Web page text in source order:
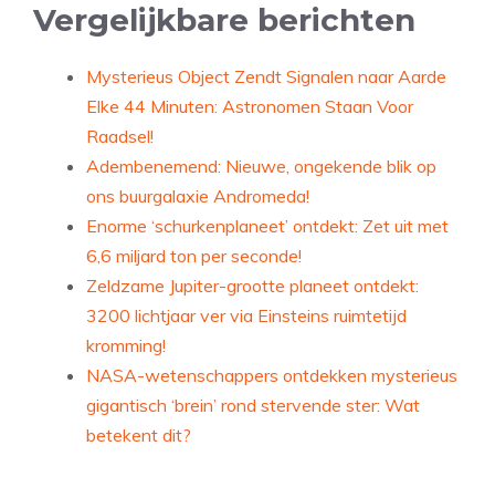
Vergelijkbare berichten
Mysterieus Object Zendt Signalen naar Aarde
Elke 44 Minuten: Astronomen Staan Voor
Raadsel!
Adembenemend: Nieuwe, ongekende blik op
ons buurgalaxie Andromeda!
Enorme ‘schurkenplaneet’ ontdekt: Zet uit met
6,6 miljard ton per seconde!
Zeldzame Jupiter-grootte planeet ontdekt:
3200 lichtjaar ver via Einsteins ruimtetijd
kromming!
NASA-wetenschappers ontdekken mysterieus
gigantisch ‘brein’ rond stervende ster: Wat
betekent dit?